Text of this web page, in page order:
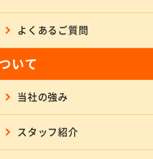
よくあるご質問
いて
当社の強み
スタッフ紹介